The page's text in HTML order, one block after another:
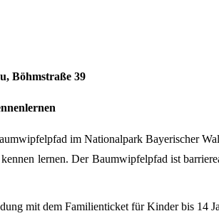
, Böhmstraße 39
im Nationalpark Bayerischer
lernen. Der Baumwipfelpfad ist
mit dem Familienticket für Kinder bis 14